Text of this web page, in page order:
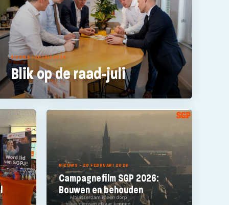
NIEUWS - 20 JULI 2026
Blik op de raad-juli
NIEUWS - 28 FEBRUARI 2026
Campagnefilm SGP 2026:
Bouwen en behouden